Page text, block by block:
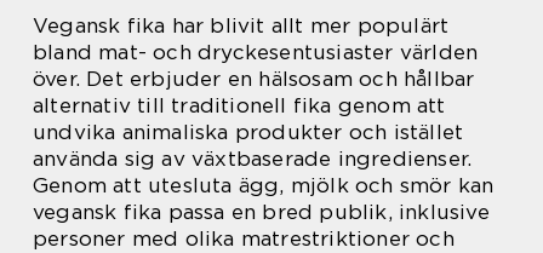
Vegansk fika har blivit allt mer populärt
bland mat- och dryckesentusiaster världen
över. Det erbjuder en hälsosam och hållbar
alternativ till traditionell fika genom att
undvika animaliska produkter och istället
använda sig av växtbaserade ingredienser.
Genom att utesluta ägg, mjölk och smör kan
vegansk fika passa en bred publik, inklusive
personer med olika matrestriktioner och